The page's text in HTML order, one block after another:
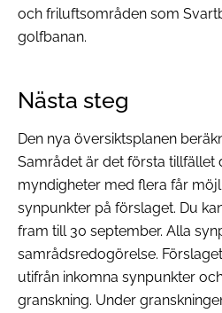
och friluftsområden som
golfbanan.
Nästa steg
Den nya översiktsplanen
Samrådet är det första tillfället
myndigheter med flera får
synpunkter på förslaget. Du
fram till 30 september. Alla
samrådsredogörelse.
utifrån inkomna synpunkter
granskning. Under